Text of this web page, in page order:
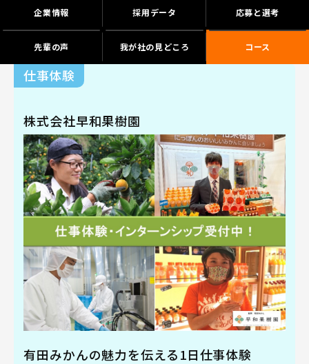
企業情報 採用データ 応募と選考
先輩の声 我が社の見どころ コース
仕事体験
株式会社早和果樹園
有田みかんの魅力を伝える1日仕事体験